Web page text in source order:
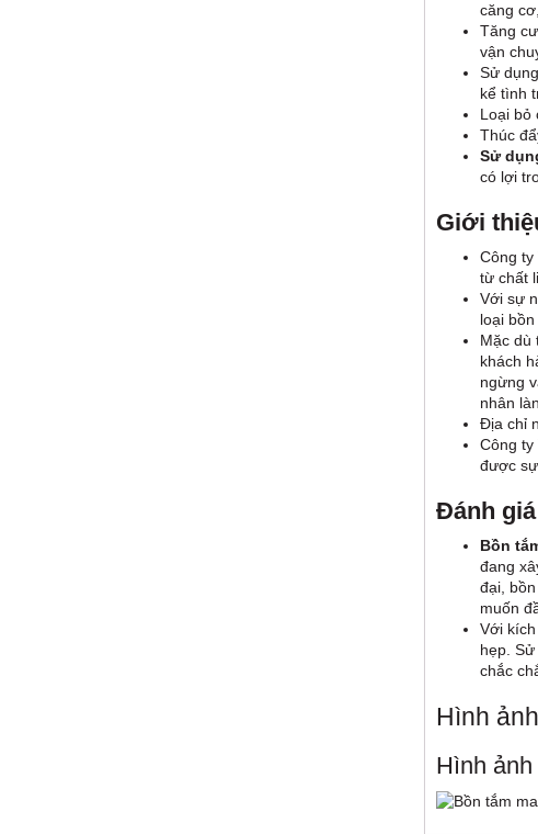
căng
Tăng
vận
Sử
kể tình
Loại bỏ
Thúc
Sử
có lợi
Giới
Công ty
từ chất
Với sự
loại
Mặc dù
khách
ngừng
nhân
Địa chỉ
Công ty
được
Đánh
Bồn
đang
đại,
muốn
Với
hẹp.
chắc
Hình ảnh
Hình